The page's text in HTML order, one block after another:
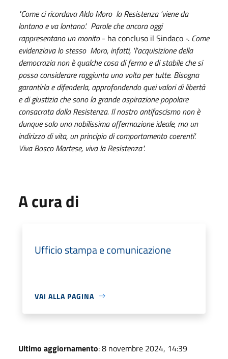
"Come ci ricordava Aldo Moro la Resistenza 'viene da
lontano e va lontano'. Parole che ancora oggi
rappresentano un monito- ha concluso il Sindaco -. Come
evidenziava lo stesso Moro, infatti, 'l'acquisizione della
democrazia non è qualche cosa di fermo e di stabile che si
possa considerare raggiunta una volta per tutte. Bisogna
garantirla e difenderla, approfondendo quei valori di libertà
e di giustizia che sono la grande aspirazione popolare
consacrata dalla Resistenza. Il nostro antifascismo non è
dunque solo una nobilissima affermazione ideale, ma un
indirizzo di vita, un principio di comportamento coerenti'.
Viva Bosco Martese, viva la Resistenza".
A cura di
Ufficio stampa e comunicazione
VAI ALLA PAGINA
Ultimo aggiornamento: 8 novembre 2024, 14:39